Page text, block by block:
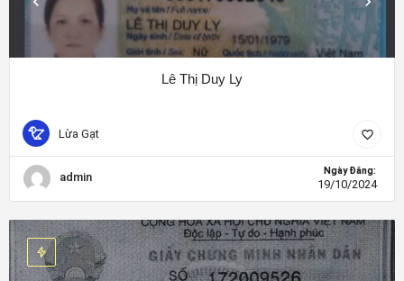
Lê Thị Duy Ly
Lừa Gạt
admin Ngày Đăng:
19/10/2024